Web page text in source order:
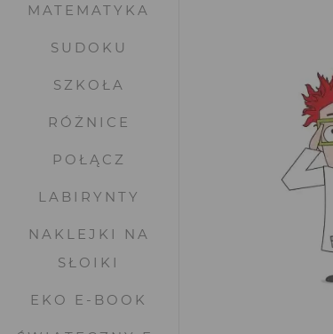
MATEMATYKA
SUDOKU
SZKOŁA
RÓŻNICE
POŁĄCZ
LABIRYNTY
NAKLEJKI NA
SŁOIKI
EKO E-BOOK